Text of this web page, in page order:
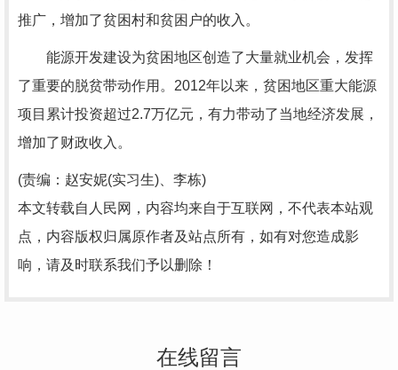
推广，增加了贫困村和贫困户的收入。
能源开发建设为贫困地区创造了大量就业机会，发挥
了重要的脱贫带动作用。2012年以来，贫困地区重大能源
项目累计投资超过2.7万亿元，有力带动了当地经济发展，
增加了财政收入。
(责编：赵安妮(实习生)、李栋)
本文转载自人民网，内容均来自于互联网，不代表本站观
点，内容版权归属原作者及站点所有，如有对您造成影
响，请及时联系我们予以删除！
在线留言